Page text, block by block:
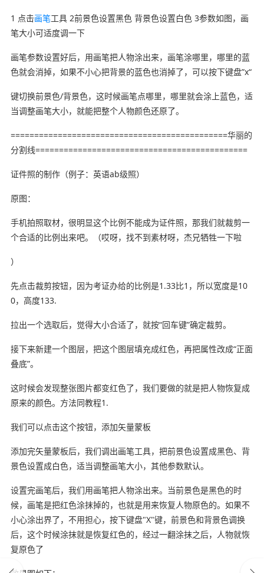
1 点击画笔工具 2前景色设置黑色 背景色设置白色 3参数如图，画
笔大小可适度调一下
画笔参数设置好后，用画笔把人物涂出来，画笔涂哪里，哪里的蓝
色就会消掉，如果不小心把背景的蓝色也消掉了，可以按下键盘”x“
键切换前景色/背景色，这时候画笔点哪里，哪里就会涂上蓝色，适
当调整画笔大小，就能把整个人物颜色还原了。
==============================================华丽的
分割线=============================================
证件照的制作（例子：英语ab级照）
原图：
手机拍照取材，很明显这个比例不能成为证件照，那我们就裁剪一
个合适的比例出来吧。（哎呀，找不到素材呀，杰兄牺牲一下啦
）
先点击裁剪按钮，因为考证办给的比例是1.33比1，所以宽度是10
0，高度133.
拉出一个选取后，觉得大小合适了，就按“回车键”确定裁剪。
接下来新建一个图层，把这个图层填充成红色，再把属性改成“正面
叠底”。
这时候会发现整张图片都变红色了，我们要做的就是把人物恢复成
原来的颜色。方法同教程1.
我们可以点击这个按钮，添加矢量蒙板
添加完矢量蒙板后，我们调出画笔工具，把前景色设置成黑色、背
景色设置成白色，适当调整画笔大小，其他参数默认。
设置完画笔后，我们用画笔把人物涂出来。当前景色是黑色的时
候，画笔是把红色涂抹掉的，也就是用来恢复人物原色的。如果不
小心涂出界了，不用担心，按下键盘"X"键，前景色和背景色调换
后，这个时候涂抹就是恢复红色的，经过一翻涂抹之后，人物就恢
复原色了